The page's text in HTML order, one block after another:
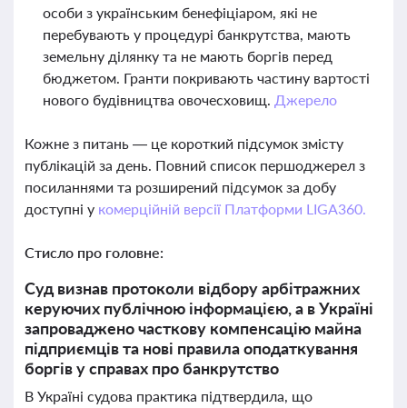
особи з українським бенефіціаром, які не
перебувають у процедурі банкрутства, мають
земельну ділянку та не мають боргів перед
бюджетом. Гранти покривають частину вартості
нового будівництва овочесховищ. Джерело
Кожне з питань — це короткий підсумок змісту
публікацій за день. Повний список першоджерел з
посиланнями та розширений підсумок за добу
доступні у комерційній версії Платформи LIGA360.
Стисло про головне:
Суд визнав протоколи відбору арбітражних
керуючих публічною інформацією, а в Україні
запроваджено часткову компенсацію майна
підприємців та нові правила оподаткування
боргів у справах про банкрутство
В Україні судова практика підтвердила, що